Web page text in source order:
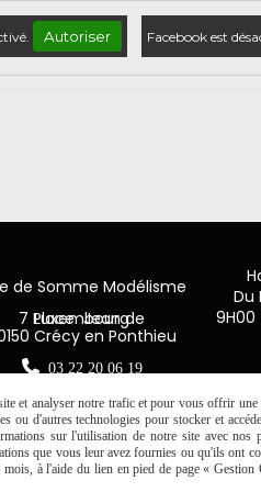
Autoriser Facebook est
de Somme Modélisme
7 Place Jean de Luxembourg
Crécy en Ponthieu
 03 22 20 06 19
Du
9H00
et analyser notre trafic et pour vous offrir une
ou d'autres technologies pour stocker et
sur l'utilisation de notre site avec nos
que vous leur avez fournies ou qu'ils ont
à l'aide du lien en pied de page «